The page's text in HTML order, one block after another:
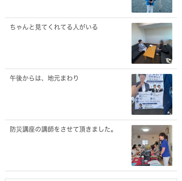
ちゃんと見てくれてる人がいる
午後からは、地元まわり
防災講座の講師をさせて頂きました。